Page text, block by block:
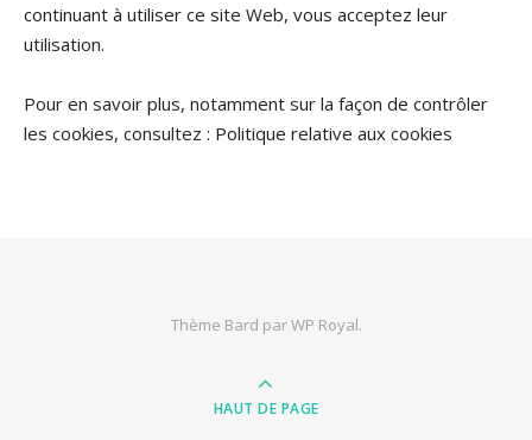
continuant à utiliser ce site Web, vous acceptez leur
utilisation.
Pour en savoir plus, notamment sur la façon de contrôler
les cookies, consultez : Politique relative aux cookies
Thème Bard parWP Royal.
HAUT DE PAGE